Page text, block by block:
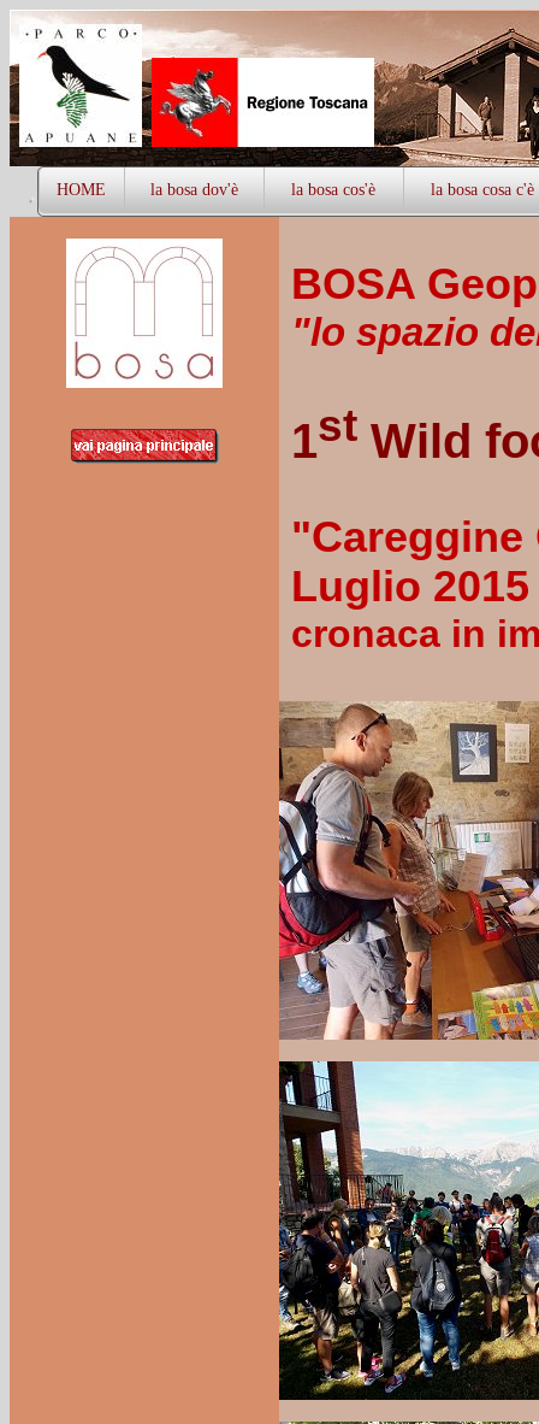
HOME la bosa dov'è la bosa cos'è la bosa cosa c'è
BOSA
"lo spazio
1st Wild
"Careggine
Luglio 2015
cronaca in